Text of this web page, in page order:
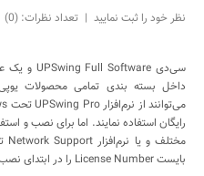
نظر خود را ثبت نمایید | تعداد نظرات: (0)
داخل بسته بندی تمامی محصولات
رایگان استفاده نمایند. اما برای نصب و
بایست License Number را در ابتدای نصب وارد نماید.